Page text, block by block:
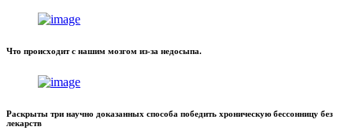
Что происходит с нашим мозгом из-за недосыпа.
Раскрыты три научно доказанных способа победить хроническую бессонницу без
лекарств